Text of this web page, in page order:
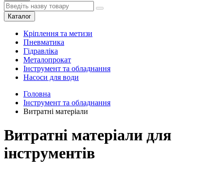
Каталог
Кріплення та метизи
Пневматика
Гідравліка
Металопрокат
Інструмент та обладнання
Насоси для води
Головна
Інструмент та обладнання
Витратні матеріали
Витратні матеріали для
інструментів